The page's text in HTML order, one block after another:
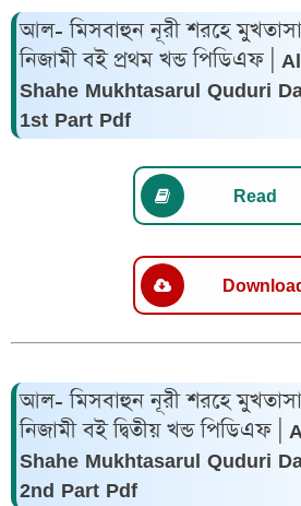
আল- মিসবাহুন নূরী শরহে
নিজামী বই প্রথম খন্ড পিডিএফ |
Shahe Mukhtasarul Quduri
1st Part Pdf
Read
আল- মিসবাহুন নূরী শরহে
নিজামী বই দ্বিতীয় খন্ড পিডিএফ
Shahe Mukhtasarul Quduri
2nd Part Pdf